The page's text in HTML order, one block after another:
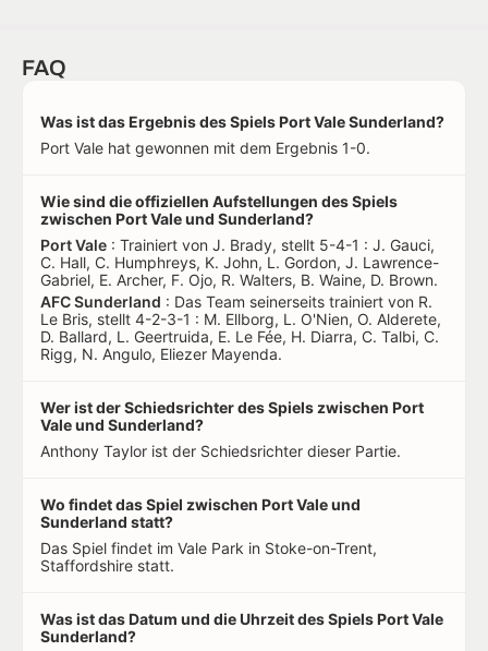
FAQ
Was ist das Ergebnis des Spiels Port Vale Sunderland?
Port Vale hat gewonnen mit dem Ergebnis 1-0.
Wie sind die offiziellen Aufstellungen des Spiels
zwischen Port Vale und Sunderland?
Port Vale : Trainiert von J. Brady, stellt 5-4-1 : J. Gauci,
C. Hall, C. Humphreys, K. John, L. Gordon, J. Lawrence-
Gabriel, E. Archer, F. Ojo, R. Walters, B. Waine, D. Brown.
AFC Sunderland : Das Team seinerseits trainiert von R.
Le Bris, stellt 4-2-3-1 : M. Ellborg, L. O'Nien, O. Alderete,
D. Ballard, L. Geertruida, E. Le Fée, H. Diarra, C. Talbi, C.
Rigg, N. Angulo, Eliezer Mayenda.
Wer ist der Schiedsrichter des Spiels zwischen Port
Vale und Sunderland?
Anthony Taylor ist der Schiedsrichter dieser Partie.
Wo findet das Spiel zwischen Port Vale und
Sunderland statt?
Das Spiel findet im Vale Park in Stoke-on-Trent,
Staffordshire statt.
Was ist das Datum und die Uhrzeit des Spiels Port Vale
Sunderland?